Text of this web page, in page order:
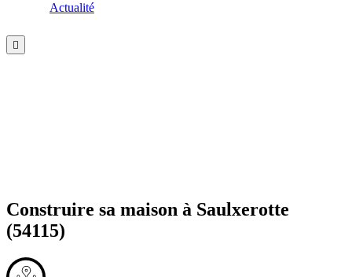
Actualité
Construire sa maison à Saulxerotte
(54115)